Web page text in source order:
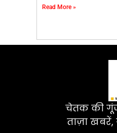
Read More »
चेतक की
ताज़ा खबरें,